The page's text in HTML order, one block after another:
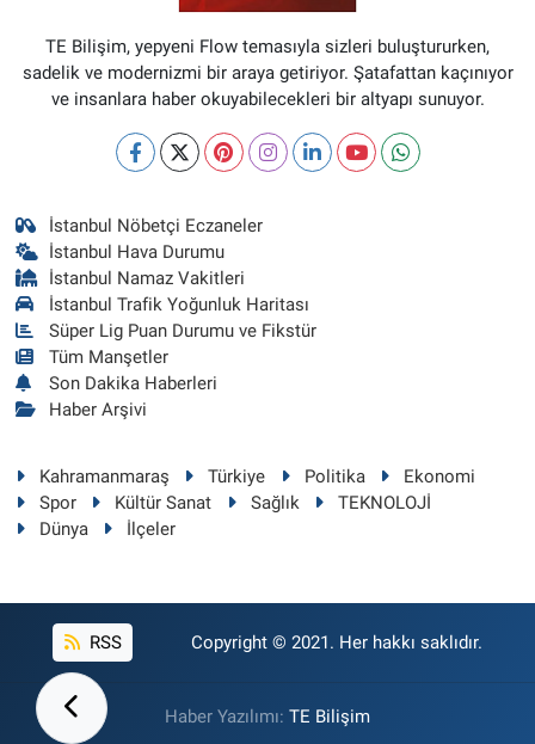
TE Bilişim, yepyeni Flow temasıyla sizleri buluştururken,
sadelik ve modernizmi bir araya getiriyor. Şatafattan kaçınıyor
ve insanlara haber okuyabilecekleri bir altyapı sunuyor.
İstanbul Nöbetçi Eczaneler
İstanbul Hava Durumu
İstanbul Namaz Vakitleri
İstanbul Trafik Yoğunluk Haritası
Süper Lig Puan Durumu ve Fikstür
Tüm Manşetler
Son Dakika Haberleri
Haber Arşivi
Kahramanmaraş Türkiye Politika
Ekonomi
Spor
Kültür Sanat Sağlık
TEKNOLOJİ
Dünya
İlçeler
RSS Copyright © 2021. Her hakkı saklıdır.
Haber Yazılımı: TE Bilişim